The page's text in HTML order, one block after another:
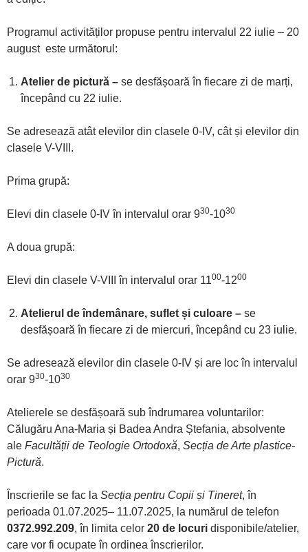
Programul activităților propuse pentru intervalul 22 iulie – 20
august este următorul:
Atelier de pictură – se desfășoară în fiecare zi de marți,
începând cu 22 iulie.
Se adresează atât elevilor din clasele 0-IV, cât și elevilor din
clasele V-VIII.
Prima grupă:
Elevi din clasele 0-IV în intervalul orar 930-1030
A doua grupă:
Elevi din clasele V-VIII în intervalul orar 1100-1200
Atelierul de îndemânare, suflet și culoare – se
desfășoară în fiecare zi de miercuri, începând cu 23 iulie.
Se adresează elevilor din clasele 0-IV și are loc în intervalul
orar 930-1030
Atelierele se desfășoară sub îndrumarea voluntarilor:
Călugăru Ana-Maria și Badea Andra Ștefania, absolvente
ale Facultății de Teologie Ortodoxă, Secția de Arte plastice-
Pictură.
Înscrierile se fac la Secția pentru Copii și Tineret, în
perioada 01.07.2025– 11.07.2025, la numărul de telefon
0372.992.209, în limita celor 20 de locuri disponibile/atelier,
care vor fi ocupate în ordinea înscrierilor.